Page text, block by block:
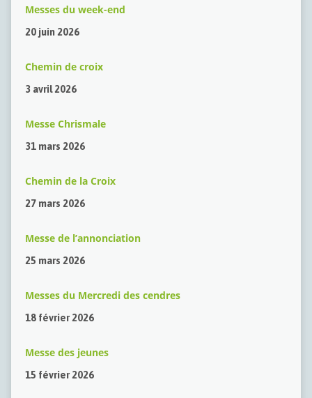
Messes du week-end
20 juin 2026
Chemin de croix
3 avril 2026
Messe Chrismale
31 mars 2026
Chemin de la Croix
27 mars 2026
Messe de l’annonciation
25 mars 2026
Messes du Mercredi des cendres
18 février 2026
Messe des jeunes
15 février 2026